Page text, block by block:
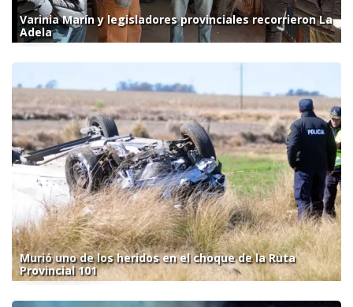
Varinia Marín y legisladores provinciales recorrieron La
Adela
Murió uno de los heridos en el choque de la Ruta
Provincial 101